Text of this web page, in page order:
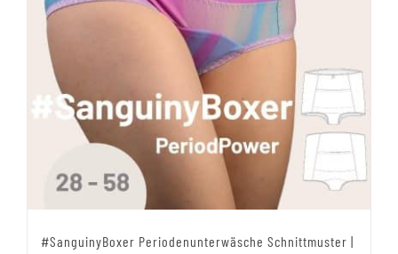
#SanguinyBoxer Periodenunterwäsche Schnittmuster |